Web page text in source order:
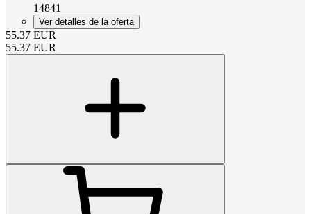
14841
Ver detalles de la oferta
55.37 EUR
55.37 EUR